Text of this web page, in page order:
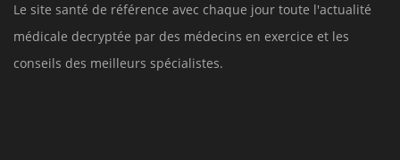
Le site santé de référence avec chaque jour toute l'actualité
médicale decryptée par des médecins en exercice et les
conseils des meilleurs spécialistes.